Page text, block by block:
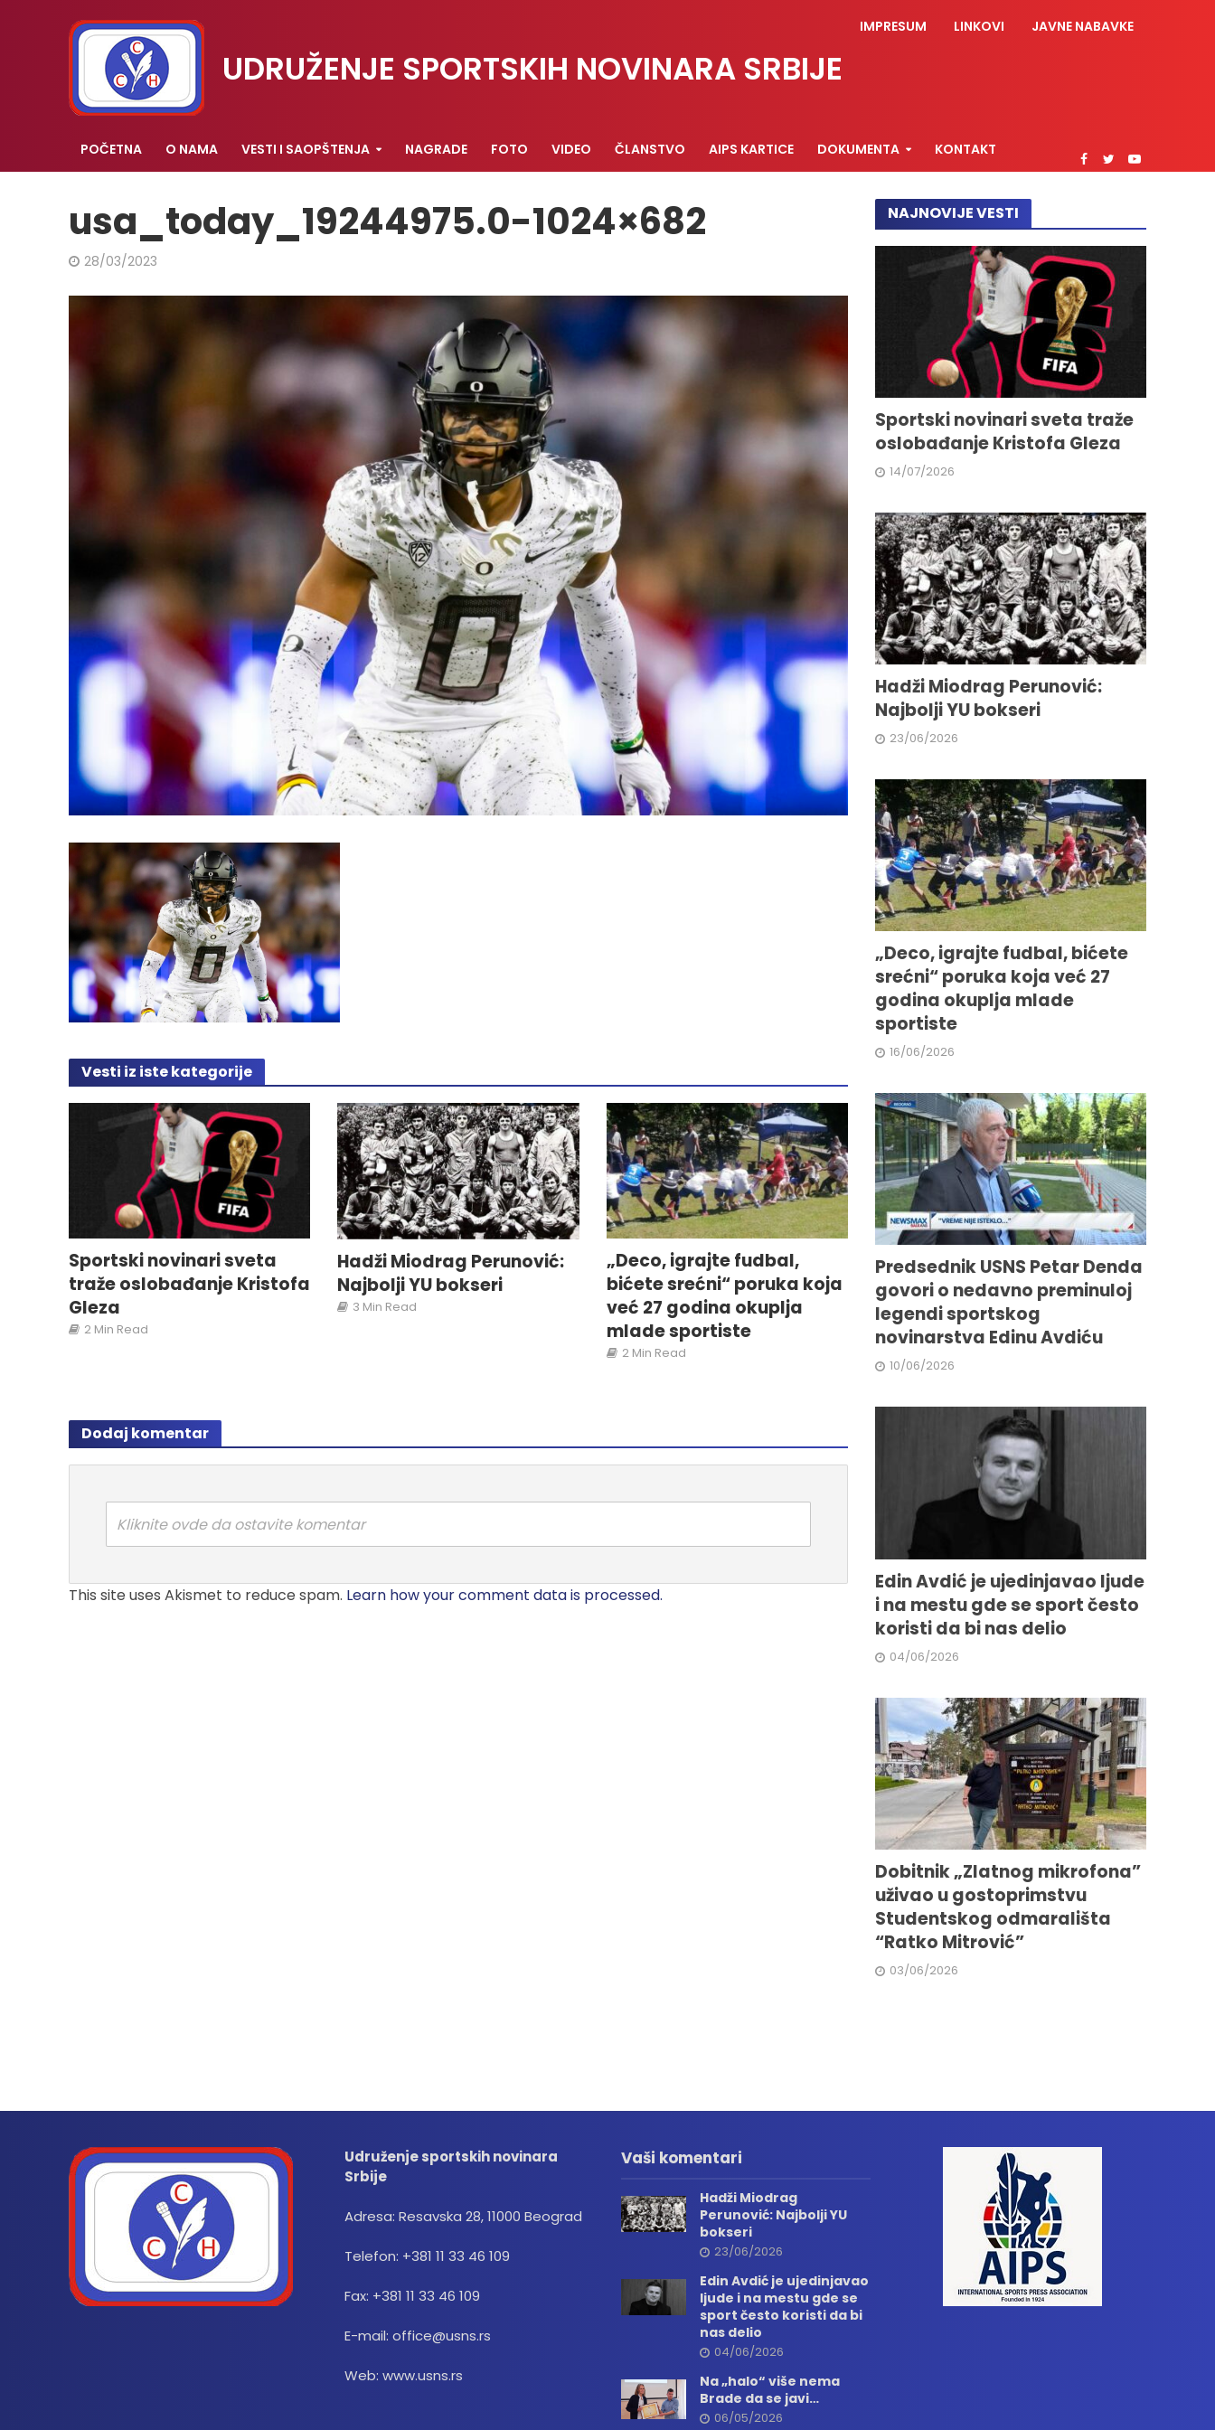
UDRUŽENJE SPORTSKIH NOVINARA SRBIJE
IMPRESUM LINKOVI JAVNE NABAVKE
POČETNA O NAMA VESTI I SAOPŠTENJA NAGRADE FOTO VIDEO ČLANSTVO AIPS KARTICE DOKUMENTA KONTAKT
usa_today_19244975.0-1024×682
28/03/2023
Vesti iz iste kategorije
Sportski novinari sveta
traže oslobađanje Kristofa
Gleza
2 Min Read
Hadži Miodrag Perunović:
Najbolji YU bokseri
3 Min Read
„Deco, igrajte fudbal,
bićete srećni“ poruka koja
već 27 godina okuplja
mlade sportiste
2 Min Read
Dodaj komentar
Kliknite ovde da ostavite komentar
This site uses Akismet to reduce spam. Learn how your comment data is processed.
NAJNOVIJE VESTI
Sportski novinari sveta traže
oslobađanje Kristofa Gleza
14/07/2026
Hadži Miodrag Perunović:
Najbolji YU bokseri
23/06/2026
„Deco, igrajte fudbal, bićete
srećni“ poruka koja već 27
godina okuplja mlade
sportiste
16/06/2026
Predsednik USNS Petar Denda
govori o nedavno preminuloj
legendi sportskog
novinarstva Edinu Avdiću
10/06/2026
Edin Avdić je ujedinjavao ljude
i na mestu gde se sport često
koristi da bi nas delio
04/06/2026
Dobitnik „Zlatnog mikrofona”
uživao u gostoprimstvu
Studentskog odmarališta
“Ratko Mitrović”
03/06/2026
Udruženje sportskih novinara
Srbije
Adresa: Resavska 28, 11000 Beograd
Telefon: +381 11 33 46 109
Fax: +381 11 33 46 109
E-mail: office@usns.rs
Web: www.usns.rs
Vaši komentari
Hadži Miodrag
Perunović: Najbolji YU
bokseri
23/06/2026
Edin Avdić je ujedinjavao
ljude i na mestu gde se
sport često koristi da bi
nas delio
04/06/2026
Na „halo“ više nema
Brade da se javi…
06/05/2026